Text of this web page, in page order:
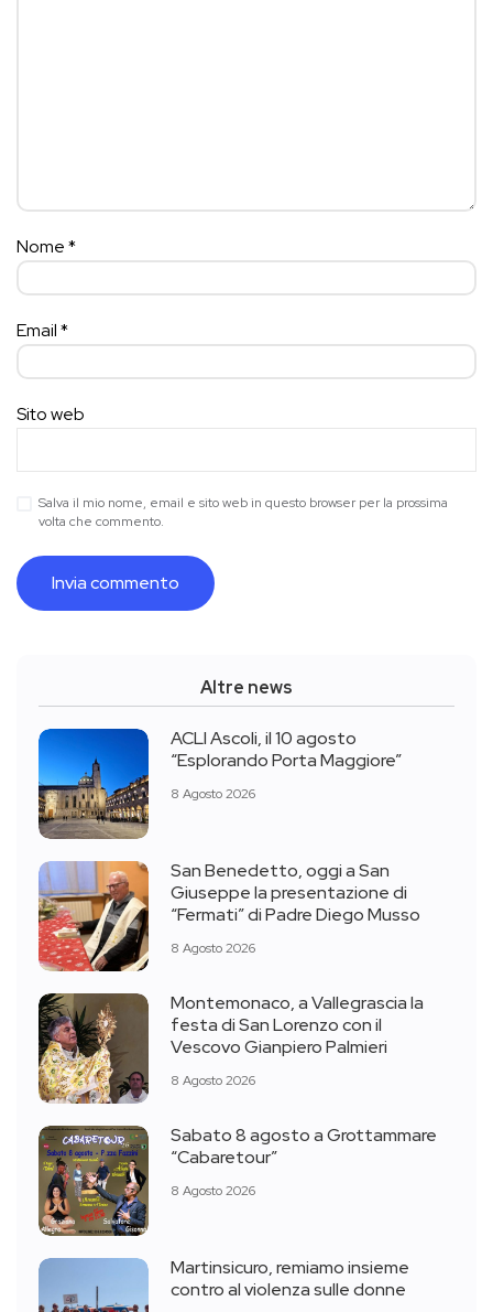
Nome*
Email*
Sito web
Salva il mio nome, email e sito web in questo browser per la prossima
volta che commento.
Altre news
ACLI Ascoli, il 10 agosto
“Esplorando Porta Maggiore”
8 Agosto 2026
San Benedetto, oggi a San
Giuseppe la presentazione di
“Fermati” di Padre Diego Musso
8 Agosto 2026
Montemonaco, a Vallegrascia la
festa di San Lorenzo con il
Vescovo Gianpiero Palmieri
8 Agosto 2026
Sabato 8 agosto a Grottammare
“Cabaretour”
8 Agosto 2026
Martinsicuro, remiamo insieme
contro al violenza sulle donne